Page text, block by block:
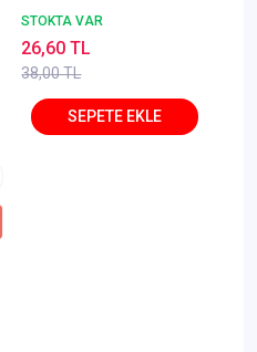
NOTLARI
STOKTA VAR
38,00 TL
26,60 TL